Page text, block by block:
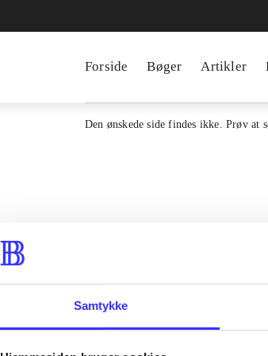
Samtykke
Forside Bøger Artikler
Den ønskede side findes ikke. Prøv at
Bibliotek.dk er en samlet indgang til